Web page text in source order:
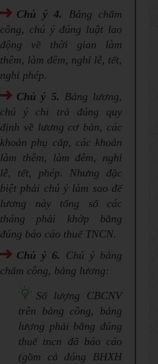
Chú ý 4. Bảng chấm
công, chú ý đúng luật lao
động về thời gian làm
thêm, làm đêm, nghỉ lễ, tết,
nghỉ phép.
Chú ý 5. Bảng lương,
chú ý chi trả đúng quy
định về lương cơ bản, các
khoản phụ cấp, các khoản
làm thêm, làm đêm, nghỉ
lễ, tết, phép. Nhưng đặc
biệt phải chú ý làm sao để
lương này tổng số các
tháng phải khớp bằng
đúng báo cáo thuế TNCN.
Chú ý 6. Chú ý bảng
chấm công, bảng lương:
Số lượng CBCNV
trên bảng công, bảng
lương phải bằng đúng
thuế tncn đã báo cáo
(gồm cả đóng BHXH